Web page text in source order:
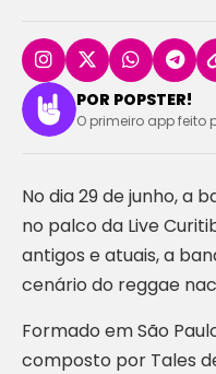
POR POPSTER!
O primeiro app feito
No dia 29 de junho, a
no palco da Live
antigos e atuais, a
cenário do reggae
Formado em São
composto por Tales